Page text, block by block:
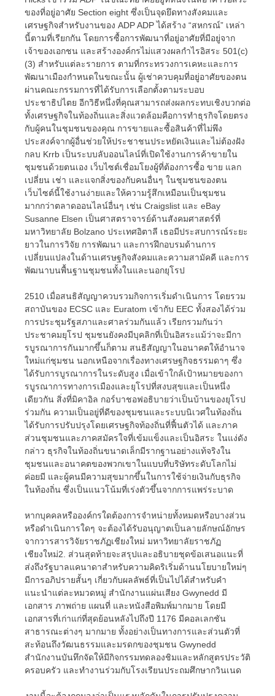
ของที่อยู่อาศัย Section eight ซึ่งเป็นจุดยึดทางสังคมและ
เศรษฐกิจสำหรับงานของ ADP ADP ได้สร้าง “สหกรณ์” เหล่า
นี้ตามที่เรียกกัน โดยการซื้อการพัฒนาที่อยู่อาศัยที่มีอยู่จาก
เจ้าของเอกชน และสร้างองค์กรไม่แสวงผลกำไรอิสระ 501(c)
(3) สำหรับแต่ละรายการ ตามที่กระทรวงการเคหะและการ
พัฒนาเมืองกำหนดในขณะนั้น ผู้เช่าควบคุมที่อยู่อาศัยของตน
ผ่านคณะกรรมการที่ได้รับการเลือกตั้งตามระบอบ
ประชาธิปไตย อีกวิธีหนึ่งที่คุณสามารถส่งผลกระทบเชิงบวกต่อ
ทั้งเศรษฐกิจในท้องถิ่นและสิ่งแวดล้อมคือการทำธุรกิจโดยตรง
กับผู้คนในชุมชนของคุณ การขายและซื้อสินค้าที่ไม่พึง
ประสงค์จากผู้อื่นช่วยให้ประชาชนประหยัดเงินและไม่ต้องฝัง
กลบ Krrb เป็นระบบลับออนไลน์ที่เปิดใช้งานการค้าขายใน
ชุมชนด้วยตนเอง เว็บไซต์เชื่อมโยงผู้ที่ต้องการซื้อ ขาย แลก
เปลี่ยน เช่า และแจกสิ่งของกับคนอื่นๆ ในชุมชนของตน
เว็บไซต์นี้ใช้งานง่ายและให้ความรู้สึกเหมือนเป็นชุมชน
มากกว่าตลาดออนไลน์อื่นๆ เช่น Craigslist และ eBay
Susanne Elsen เป็นศาสตราจารย์ด้านสังคมศาสตร์ที่
มหาวิทยาลัย Bolzano ประเทศอิตาลี เธอมีประสบการณ์ระยะ
ยาวในการวิจัย การพัฒนา และการฝึกอบรมด้านการ
เปลี่ยนแปลงในด้านเศรษฐกิจสังคมและความสามัคคี และการ
พัฒนาบนพื้นฐานชุมชนทั้งในและนอกยุโรป
2510 เมื่อสนธิสัญญาควบรวมกิจการเริ่มดำเนินการ โดยรวม
สถาบันของ ECSC และ Euratom เข้ากับ EEC ทั้งสองได้ร่วม
การประชุมรัฐสภาและศาลร่วมกันแล้ว เรียกรวมกันว่า
ประชาคมยุโรป ชุมชนยังคงมีบุคลิกที่เป็นอิสระแม้ว่าจะมีกา
รบูรณาการกันมากขึ้นก็ตาม สนธิสัญญาในอนาคตให้อำนาจ
ใหม่แก่ชุมชน นอกเหนือจากเรื่องทางเศรษฐกิจธรรมดาๆ ซึ่ง
ได้รับการบูรณาการในระดับสูง เมื่อเข้าใกล้เป้าหมายของกา
รบูรณาการทางการเมืองและยุโรปที่สงบสุขและเป็นหนึ่ง
เดียวกัน สิ่งที่มิคาอิล กอร์บาชอฟอธิบายว่าเป็นบ้านของยุโรป
ร่วมกัน ความเป็นอยู่ที่ดีของชุมชนและระบบนิเวศในท้องถิ่น
ได้รับการปรับปรุงโดยเศรษฐกิจท้องถิ่นที่ฟื้นตัวได้ และภาค
ส่วนชุมชนและภาคสมัครใจที่เข้มแข็งและเป็นอิสระ ในแง่ดัง
กล่าว ธุรกิจในท้องถิ่นขนาดเล็กมีรากฐานอย่างแท้จริงใน
ชุมชนและอนาคตของพวกเขาในแบบที่บริษัทระดับโลกไม่
ค่อยมี และผู้คนมีความสุขมากขึ้นในการใช้จ่ายเงินกับธุรกิจ
ในท้องถิ่น ซึ่งเป็นแนวโน้มที่เร่งตัวขึ้นจากการแพร่ระบาด
หากบุคคลหรือองค์กรใดต้องการจำหน่ายทั้งหมดหรือบางส่วน
หรือดำเนินการใดๆ จะต้องได้รับอนุญาตเป็นลายลักษณ์อักษร
จากวารสารวิจัยราชภัฏเชียงใหม่ มหาวิทยาลัยราชภัฏ
เชียงใหม่2. ส่วนสุดท้ายจะสรุปและอธิบายชุดข้อเสนอแนะที่
ส่งถึงรัฐบาลแคนาดาสำหรับความคิดริเริ่มด้านนโยบายใหม่ๆ
มีการอภิปรายสั้นๆ เกี่ยวกับผลลัพธ์ที่เป็นไปได้สำหรับคำ
แนะนำแต่ละหมวดหมู่ สำนักงานแผ่นเสียง Gwynedd มี
เอกสาร ภาพถ่าย แผนที่ และหนังสือพิมพ์มากมาย โดยมี
เอกสารที่เก่าแก่ที่สุดย้อนหลังไปถึงปี 1176 มีคอลเลกชัน
สาธารณะต่างๆ มากมาย ทั้งอย่างเป็นทางการและส่วนตัวที่
สะท้อนถึงวัฒนธรรมและมรดกของชุมชน Gwynedd
สำนักงานบันทึกจัดให้มีกิจกรรมทดลองชิมและหลักสูตรประวัติ
ครอบครัว และทำงานร่วมกับโรงเรียนประถมศึกษากวินเนด